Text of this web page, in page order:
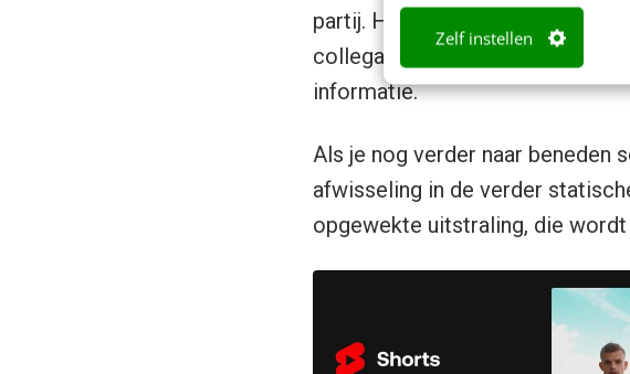
Zelf instellen
partij. Het is leuk om te zien dat
collega’s die er werken. Zo
informatie.
Als je nog verder naar beneden
afwisseling in de verder
opgewekte uitstraling, die